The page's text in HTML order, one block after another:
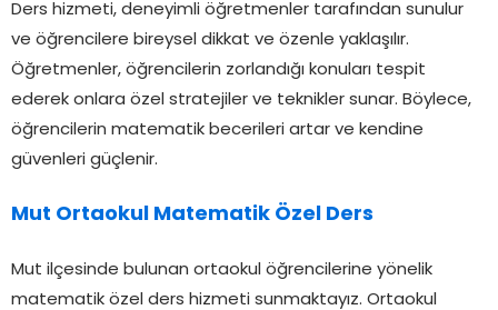
Ders hizmeti, deneyimli öğretmenler tarafından sunulur
ve öğrencilere bireysel dikkat ve özenle yaklaşılır.
Öğretmenler, öğrencilerin zorlandığı konuları tespit
ederek onlara özel stratejiler ve teknikler sunar. Böylece,
öğrencilerin matematik becerileri artar ve kendine
güvenleri güçlenir.
Mut Ortaokul Matematik Özel Ders
Mut ilçesinde bulunan ortaokul öğrencilerine yönelik
matematik özel ders hizmeti sunmaktayız. Ortaokul